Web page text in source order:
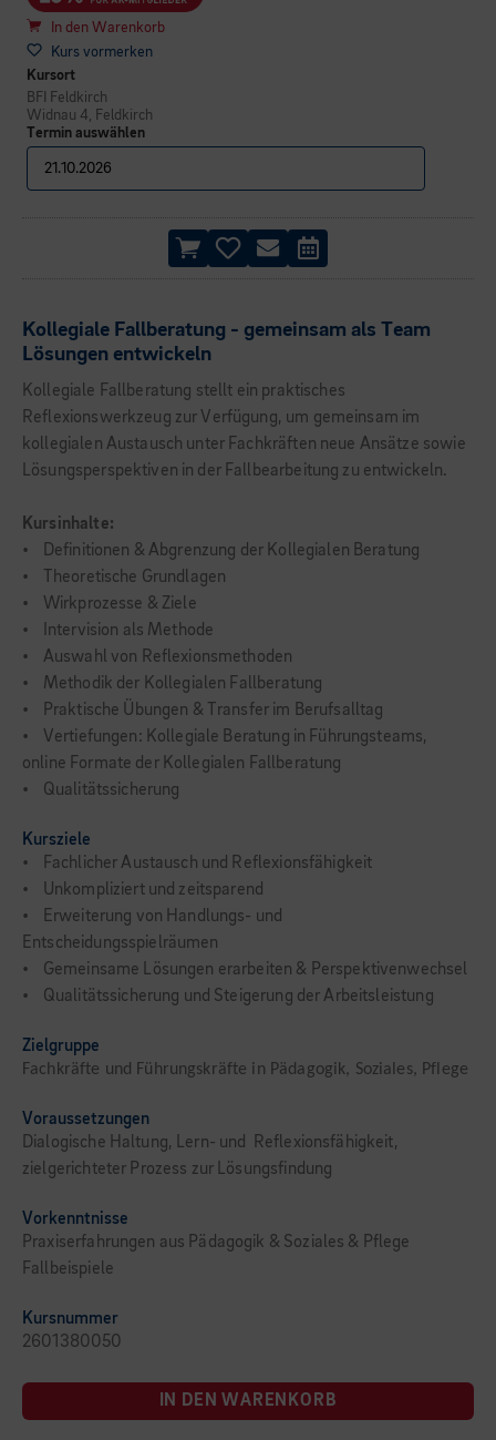
In den Warenkorb
Kurs vormerken
Kursort
BFI Feldkirch
Widnau 4, Feldkirch
Termin auswählen
Kollegiale Fallberatung - gemeinsam als Team
Lösungen entwickeln
Kollegiale Fallberatung stellt ein praktisches
Reflexionswerkzeug zur Verfügung, um gemeinsam im
kollegialen Austausch unter Fachkräften neue Ansätze sowie
Lösungsperspektiven in der Fallbearbeitung zu entwickeln.
Kursinhalte:
• Definitionen & Abgrenzung der Kollegialen Beratung
• Theoretische Grundlagen
• Wirkprozesse & Ziele
• Intervision als Methode
• Auswahl von Reflexionsmethoden
• Methodik der Kollegialen Fallberatung
• Praktische Übungen & Transfer im Berufsalltag
• Vertiefungen: Kollegiale Beratung in Führungsteams,
online Formate der Kollegialen Fallberatung
• Qualitätssicherung
Kursziele
• Fachlicher Austausch und Reflexionsfähigkeit
• Unkompliziert und zeitsparend
• Erweiterung von Handlungs- und
Entscheidungsspielräumen
• Gemeinsame Lösungen erarbeiten & Perspektivenwechsel
• Qualitätssicherung und Steigerung der Arbeitsleistung
Zielgruppe
Fachkräfte und Führungskräfte in Pädagogik, Soziales, Pflege
Voraussetzungen
Dialogische Haltung, Lern- und Reflexionsfähigkeit,
zielgerichteter Prozess zur Lösungsfindung
Vorkenntnisse
Praxiserfahrungen aus Pädagogik & Soziales & Pflege
Fallbeispiele
Kursnummer
2601380050
IN DEN WARENKORB